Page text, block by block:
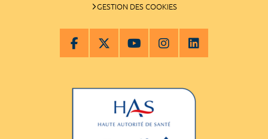
GESTION DES COOKIES